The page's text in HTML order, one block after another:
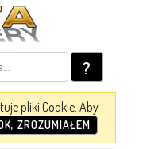
?
pliki Cookie. Aby
ZROZUMIAŁEM